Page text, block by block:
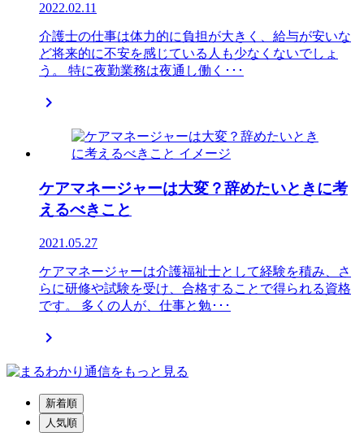
2022.02.11
介護士の仕事は体力的に負担が大きく、給与が安いな
ど将来的に不安を感じている人も少なくないでしょ
う。 特に夜勤業務は夜通し働く･･･

ケアマネージャーは大変？辞めたいときに考
えるべきこと
2021.05.27
ケアマネージャーは介護福祉士として経験を積み、さ
らに研修や試験を受け、合格することで得られる資格
です。 多くの人が、仕事と勉･･･

新着順
人気順